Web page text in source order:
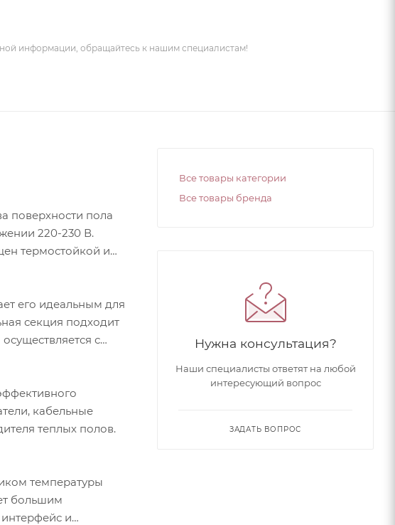
информации, обращайтесь к нашим специалистам!
поверхности пола
220-230 В.
термостойкой и
его идеальным для
секция подходит
с
кабельные
теплых полов.
температуры
большим
и
Все товары категории
Все товары бренда
Нужна консультация?
Наши специалисты ответят на любой
интересующий вопрос
ЗАДАТЬ ВОПРОС